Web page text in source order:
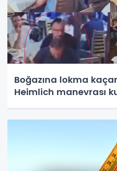
Boğazına lokma
Heimlich manevrası